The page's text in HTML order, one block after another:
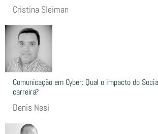
Cristina Sleiman
Comunicação em Cyber: Qual o impacto do
carreira?
Denis Nesi